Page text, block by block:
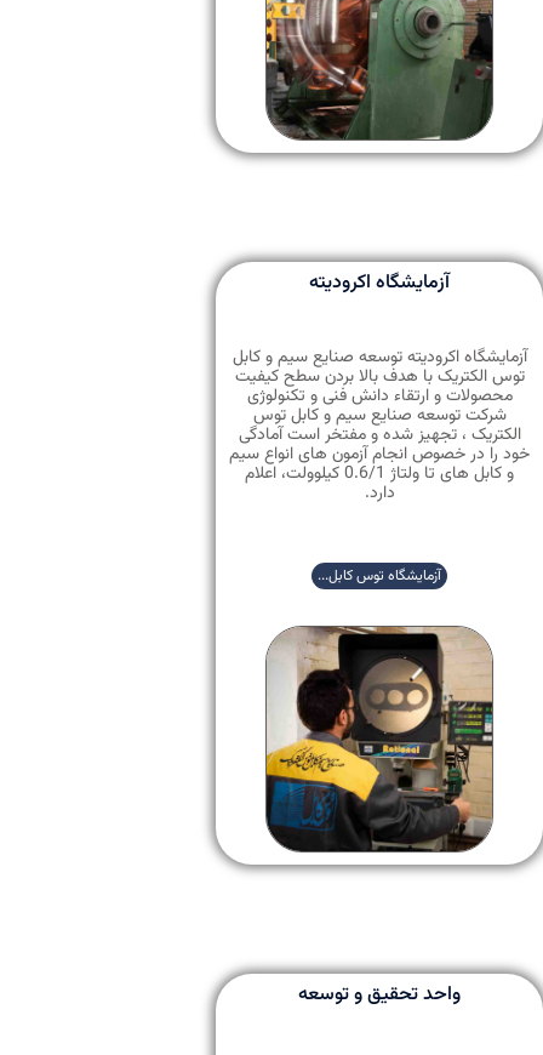
آزمایشگاه اکرودیته
آزمایشگاه اکرودیته توسعه صنایع سیم و کابل
توس الکتریک با هدف بالا بردن سطح کیفیت
محصولات و ارتقاء دانش فنی و تکنولوژی
شرکت توسعه صنایع سیم و کابل توس
الکتریک ، تجهیز شده و مفتخر است آمادگی
خود را در خصوص انجام آزمون های انواع سیم
و کابل های تا ولتاژ 0.6/1 کیلوولت، اعلام
دارد.
آزمایشگاه توس کابل...
واحد تحقیق و توسعه